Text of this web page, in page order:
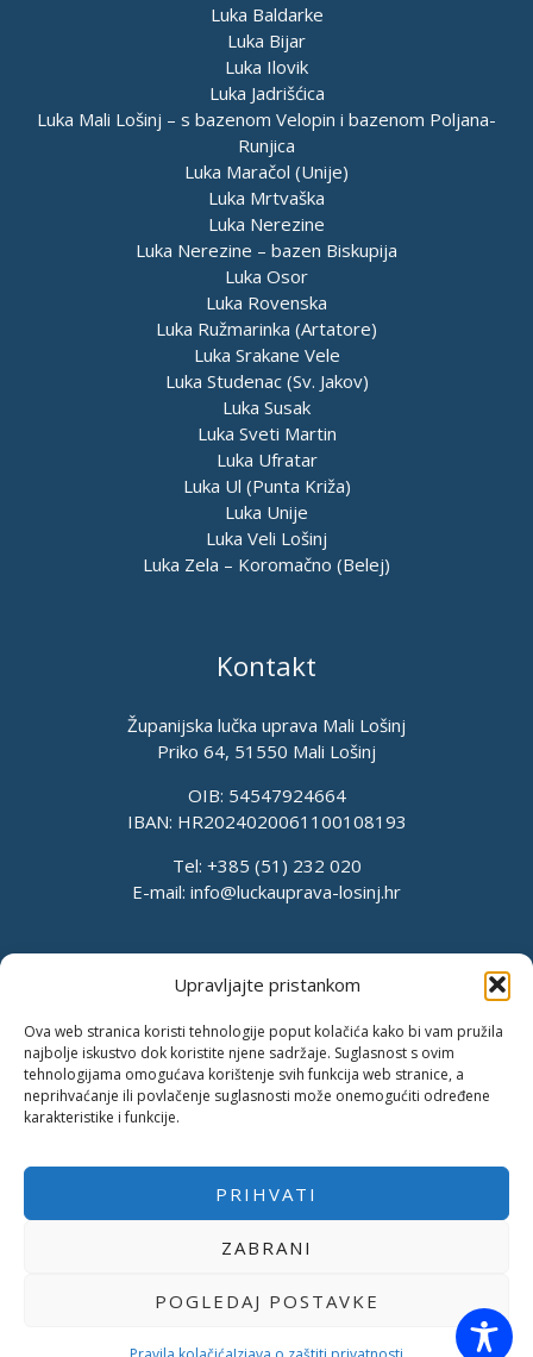
Upravljajte pristankom
Ova web stranica koristi tehnologije poput kolačića kako bi vam pružila
najbolje iskustvo dok koristite njene sadržaje. Suglasnost s ovim
tehnologijama omogućava korištenje svih funkcija web stranice, a
neprihvaćanje ili povlačenje suglasnosti može onemogućiti određene
karakteristike i funkcije.
PRIHVATI
ZABRANI
POGLEDAJ POSTAVKE
Luka Baldarke
Luka Bijar
Luka Ilovik
Luka Jadrišćica
Luka Mali Lošinj – s bazenom Velopin i bazenom Poljana-
Runjica
Luka Maračol (Unije)
Luka Mrtvaška
Luka Nerezine
Luka Nerezine – bazen Biskupija
Luka Osor
Luka Rovenska
Luka Ružmarinka (Artatore)
Luka Srakane Vele
Luka Studenac (Sv. Jakov)
Luka Susak
Luka Sveti Martin
Luka Ufratar
Luka Ul (Punta Križa)
Luka Unije
Luka Veli Lošinj
Luka Zela – Koromačno (Belej)
Kontakt
Županijska lučka uprava Mali Lošinj
Priko 64, 51550 Mali Lošinj
OIB: 54547924664
IBAN: HR2024020061100108193
Tel: +385 (51) 232 020
E-mail: info@luckauprava-losinj.hr
Pravila o privatnosti
Pravila kolačića
Pristup informacijama
Copyright © 2026 Županijska lučka uprava Mali Lošinj |